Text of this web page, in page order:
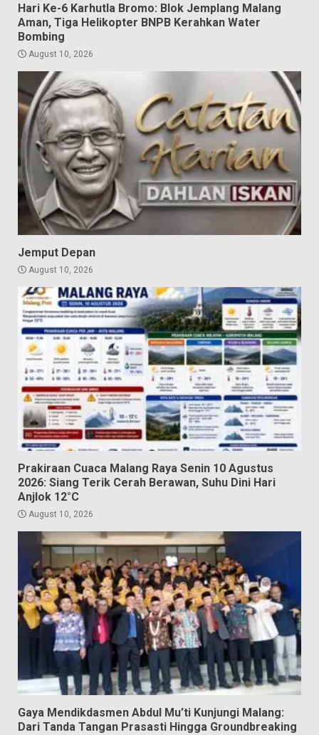
Hari Ke-6 Karhutla Bromo: Blok Jemplang Malang
Aman, Tiga Helikopter BNPB Kerahkan Water
Bombing
August 10, 2026
Jemput Depan
August 10, 2026
Prakiraan Cuaca Malang Raya Senin 10 Agustus
2026: Siang Terik Cerah Berawan, Suhu Dini Hari
Anjlok 12°C
August 10, 2026
Gaya Mendikdasmen Abdul Mu’ti Kunjungi Malang:
Dari Tanda Tangan Prasasti Hingga Groundbreaking